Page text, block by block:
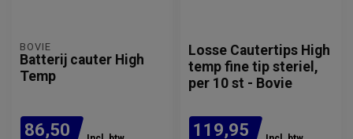
BOVIE
Batterij cauter High
Temp
86,50
Losse Cautertips High
temp fine tip steriel,
per 10 st - Bovie
119,95